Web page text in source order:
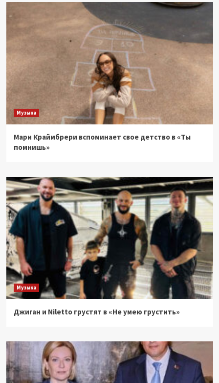
Музыка
Мари Краймбрери вспоминает свое детство в «Ты
помнишь»
Музыка
Джиган и Niletto грустят в «Не умею грустить»